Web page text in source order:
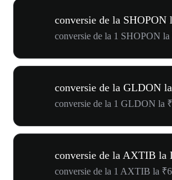
conversie de la SHOPON
conversie de la 1 SHOPON
conversie de la GLDON
conversie de la 1 GLDON la
conversie de la AXTIB la
conversie de la 1 AXTIB la